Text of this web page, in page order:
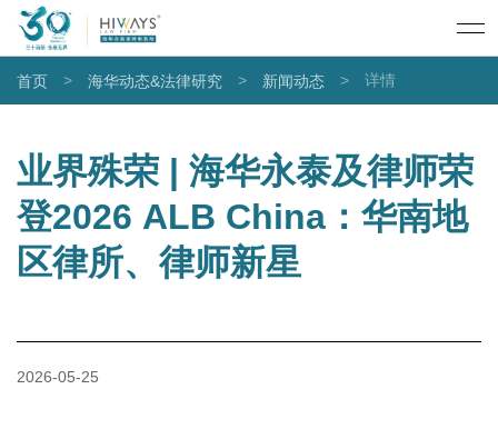
首页 > 海华动态&法律研究 > 新闻动态 > 详情
业界殊荣 | 海华永泰及律师荣
登2026 ALB China：华南地
区律所、律师新星
2026-05-25